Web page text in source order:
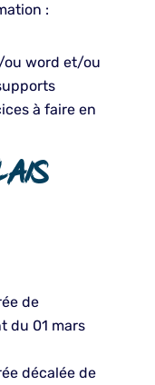
:
ou word et/ou
à faire en
de
du 01 mars
décalée de